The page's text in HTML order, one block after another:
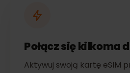
Połącz się kilkoma
Aktywuj swoją kartę eSIM